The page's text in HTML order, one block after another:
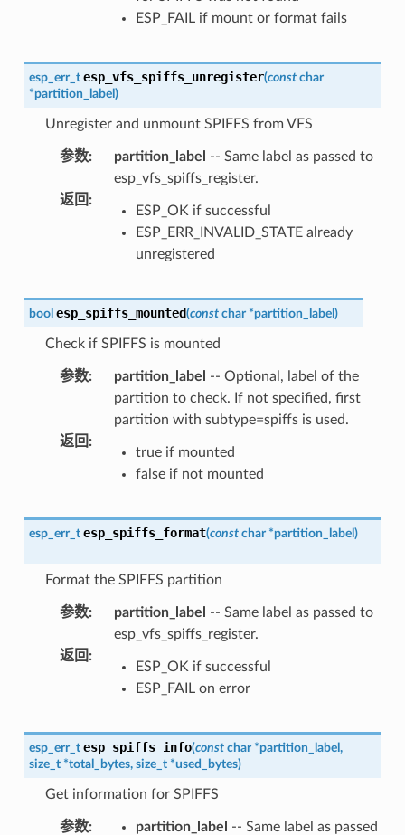
ESP_FAIL if mount or format fails
esp_err_t esp_vfs_spiffs_unregister(const char
*partition_label )
Unregister and unmount SPIFFS from VFS
参数: partition_label
-- Same label as passed to
esp_vfs_spiffs_register.
返回 :
ESP_OK if successful
ESP_ERR_INVALID_STATE already
unregistered
bool esp_spiffs_mounted(const char *partition_label )
Check if SPIFFS is mounted
参数: partition_label
-- Optional, label of the
partition to check. If not specified, first
partition with subtype=spiffs is used.
返回 :
true if mounted
false if not mounted
esp_err_t esp_spiffs_format(const char *partition_label )
Format the SPIFFS partition
参数: partition_label
-- Same label as passed to
esp_vfs_spiffs_register.
返回 :
ESP_OK if successful
ESP_FAIL on error
esp_err_t esp_spiffs_info(const char *partition_label ,
size_t *total_bytes, size_t *used_bytes)
Get information for SPIFFS
参数: partition_label
-- Same label as passed